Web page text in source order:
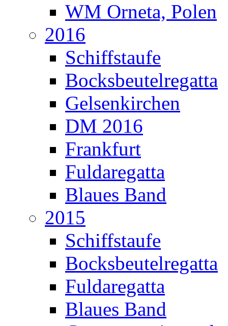
WM Orneta, Polen
2016
Schiffstaufe
Bocksbeutelregatta
Gelsenkirchen
DM 2016
Frankfurt
Fuldaregatta
Blaues Band
2015
Schiffstaufe
Bocksbeutelregatta
Fuldaregatta
Blaues Band